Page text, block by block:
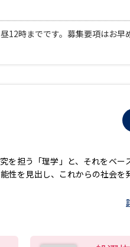
時までです。募集要項はお早
を担う「理学」と、それをベー
性を見出し、これからの社会を